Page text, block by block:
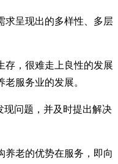
求呈现出的多样性、多层
存，很难走上良性的发展
服务业的发展。
现问题，并及时提出解决
养老的优势在服务，即向